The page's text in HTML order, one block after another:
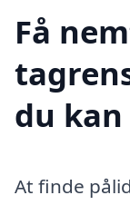
Få
du
At finde